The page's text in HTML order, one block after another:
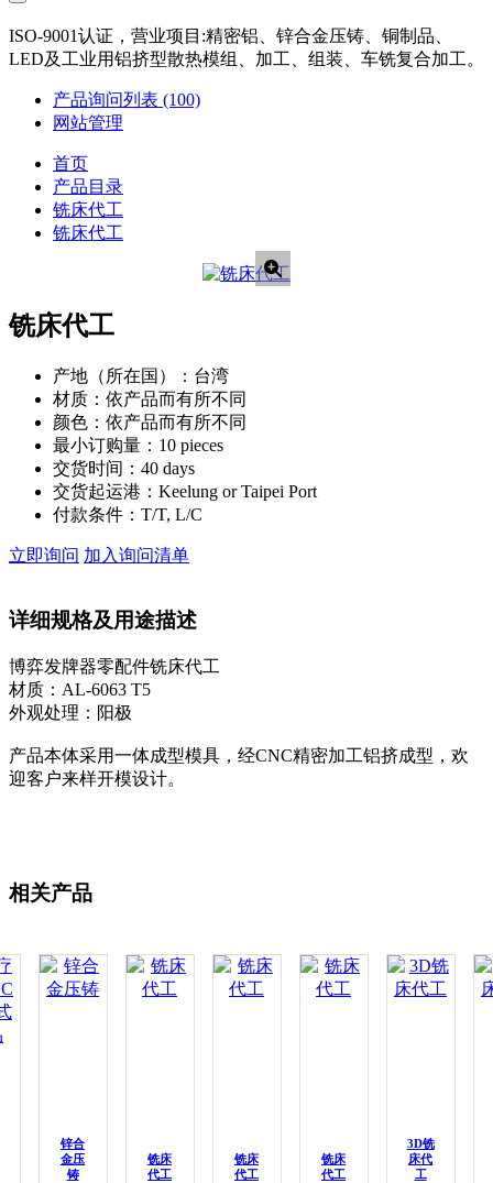
ISO-9001认证，营业项目:精密铝、锌合金压铸、铜制品、
LED及工业用铝挤型散热模组、加工、组装、车铣复合加工。
产品询问列表 (100)
网站管理
首页
产品目录
铣床代工
铣床代工
铣床代工
产地（所在国）： 台湾
材质： 依产品而有所不同
颜色： 依产品而有所不同
最小订购量： 10 pieces
交货时间： 40 days
交货起运港： Keelung or Taipei Port
付款条件： T/T, L/C
立即询问 加入询问清单
详细规格及用途描述
博弈发牌器零配件铣床代工
材质：AL-6063 T5
外观处理：阳极
产品本体采用一体成型模具，经CNC精密加工铝挤成型，欢
迎客户来样开模设计。
相关产品
锌合
金压
铸
铣床
代工
铣床
代工
铣床
代工
3D铣
床代
工